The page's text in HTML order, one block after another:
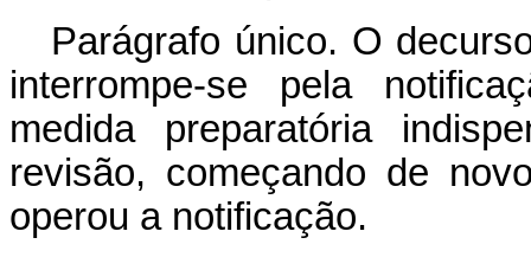
Parágrafo único. O
interrompe-se pela
medida preparatória
revisão, começando de
operou a notificação.